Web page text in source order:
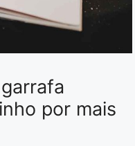
por mais